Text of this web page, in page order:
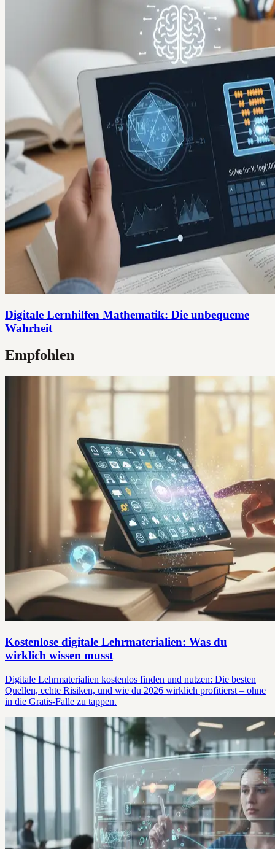
Digitale Lernhilfen Mathematik: Die unbequeme
Wahrheit
Empfohlen
Kostenlose digitale Lehrmaterialien: Was du
wirklich wissen musst
Digitale Lehrmaterialien kostenlos finden und nutzen: Die besten
Quellen, echte Risiken, und wie du 2026 wirklich profitierst – ohne
in die Gratis-Falle zu tappen.